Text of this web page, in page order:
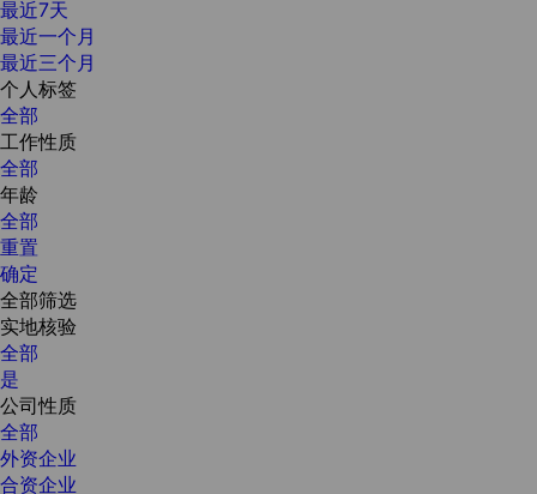
最近7天
最近一个月
最近三个月
个人标签
全部
工作性质
全部
年龄
全部
重置
确定
全部筛选
实地核验
全部
是
公司性质
全部
外资企业
合资企业